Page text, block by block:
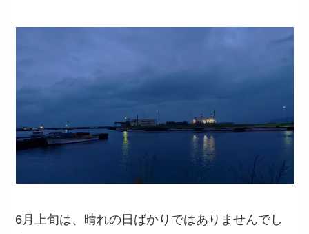
6月上旬は、晴れの日ばかりではありませんでし